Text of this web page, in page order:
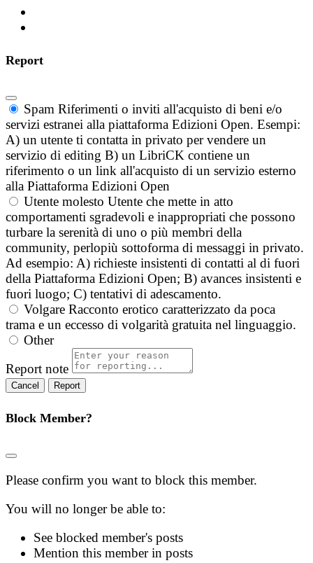
Report
Spam Riferimenti o inviti all'acquisto di beni e/o
servizi estranei alla piattaforma Edizioni Open. Esempi:
A) un utente ti contatta in privato per vendere un
servizio di editing B) un LibriCK contiene un
riferimento o un link all'acquisto di un servizio esterno
alla Piattaforma Edizioni Open
Utente molesto Utente che mette in atto
comportamenti sgradevoli e inappropriati che possono
turbare la serenità di uno o più membri della
community, perlopiù sottoforma di messaggi in privato.
Ad esempio: A) richieste insistenti di contatti al di fuori
della Piattaforma Edizioni Open; B) avances insistenti e
fuori luogo; C) tentativi di adescamento.
Volgare Racconto erotico caratterizzato da poca
trama e un eccesso di volgarità gratuita nel linguaggio.
Other
Report note
Report
Block Member?
Please confirm you want to block this member.
You will no longer be able to:
See blocked member's posts
Mention this member in posts